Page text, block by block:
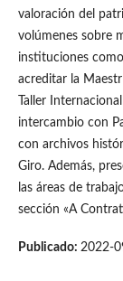
valoración del
volúmenes sobre
instituciones
acreditar la
Taller
intercambio con
con archivos
Giro. Además,
las áreas de
sección «A
Publicado: 2022-